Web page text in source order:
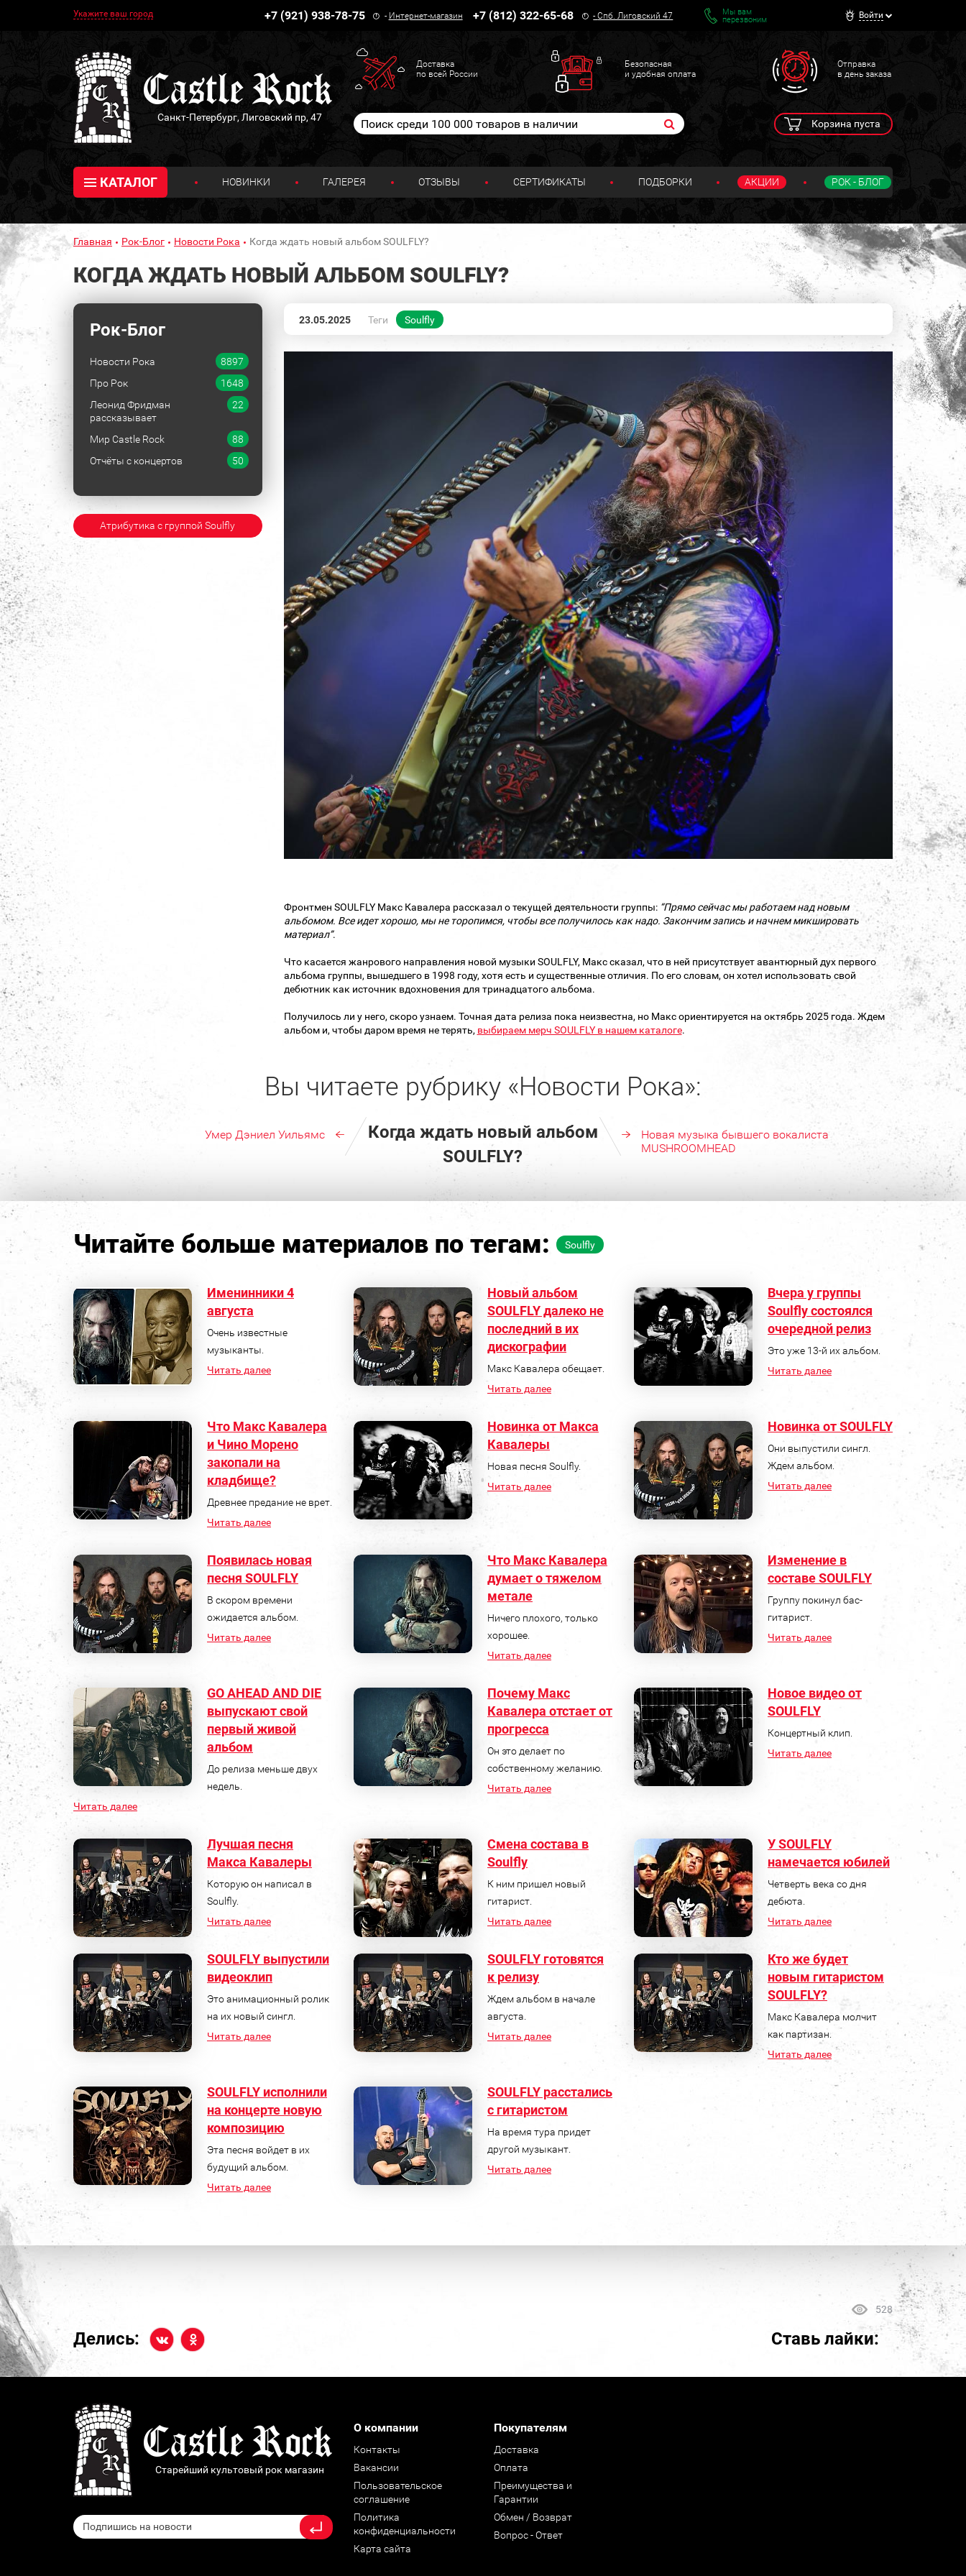
Укажите ваш город +7 (921) 938-78-75 - Интернет-магазин +7 (812) 322-65-68 -Спб. Лиговский 47
Мы вам
перезвоним
Войти
Санкт-Петербург, Лиговский пр, 47
Доставка
по всей России
Безопасная
и удобная оплата
Отправка
в день заказа
Корзина пуста
КАТАЛОГ НОВИНКИ ГАЛЕРЕЯ ОТЗЫВЫ СЕРТИФИКАТЫ ПОДБОРКИ АКЦИИ РОК - БЛОГ
Главная Рок-Блог Новости Рока Когда ждать новый альбом SOULFLY?
КОГДА ЖДАТЬ НОВЫЙ АЛЬБОМ SOULFLY?
Рок-Блог
Новости Рока
8897
Про Рок
1648
Леонид Фридман
рассказывает
22
Мир Castle Rock
88
Отчёты с концертов
50
Атрибутика с группой Soulfly
23.05.2025 Теги Soulfly
Фронтмен SOULFLY Макс Кавалера рассказал о текущей деятельности группы: “Прямо сейчас мы работаем над новым
альбомом. Все идет хорошо, мы не торопимся, чтобы все получилось как надо. Закончим запись и начнем микшировать
материал”.
Что касается жанрового направления новой музыки SOULFLY, Макс сказал, что в ней присутствует авантюрный дух первого
альбома группы, вышедшего в 1998 году, хотя есть и существенные отличия. По его словам, он хотел использовать свой
дебютник как источник вдохновения для тринадцатого альбома.
Получилось ли у него, скоро узнаем. Точная дата релиза пока неизвестна, но Макс ориентируется на октябрь 2025 года. Ждем
альбом и, чтобы даром время не терять, выбираем мерч SOULFLY в нашем каталоге.
Вы читаете рубрику «Новости Рока»:
Умер Дэниел Уильямс
Когда ждать новый альбом
SOULFLY?
Новая музыка бывшего вокалиста
MUSHROOMHEAD
Читайте больше материалов по тегам: Soulfly
Именинники 4
августа
Очень известные
музыканты.
Читать далее
Новый альбом
SOULFLY далеко не
последний в их
дискографии
Макс Кавалера обещает.
Читать далее
Вчера у группы
Soulfly состоялся
очередной релиз
Это уже 13-й их альбом.
Читать далее
Что Макс Кавалера
и Чино Морено
закопали на
кладбище?
Древнее предание не врет.
Читать далее
Новинка от Макса
Кавалеры
Новая песня Soulfly.
Читать далее
Новинка от SOULFLY
Они выпустили сингл.
Ждем альбом.
Читать далее
Появилась новая
песня SOULFLY
В скором времени
ожидается альбом.
Читать далее
Что Макс Кавалера
думает о тяжелом
метале
Ничего плохого, только
хорошее.
Читать далее
Изменение в
составе SOULFLY
Группу покинул бас-
гитарист.
Читать далее
GO AHEAD AND DIE
выпускают свой
первый живой
альбом
До релиза меньше двух
недель.
Читать далее
Почему Макс
Кавалера отстает от
прогресса
Он это делает по
собственному желанию.
Читать далее
Новое видео от
SOULFLY
Концертный клип.
Читать далее
Лучшая песня
Макса Кавалеры
Которую он написал в
Soulfly.
Читать далее
Смена состава в
Soulfly
К ним пришел новый
гитарист.
Читать далее
У SOULFLY
намечается юбилей
Четверть века со дня
дебюта.
Читать далее
SOULFLY выпустили
видеоклип
Это анимационный ролик
на их новый сингл.
Читать далее
SOULFLY готовятся
к релизу
Ждем альбом в начале
августа.
Читать далее
Кто же будет
новым гитаристом
SOULFLY?
Макс Кавалера молчит
как партизан.
Читать далее
SOULFLY исполнили
на концерте новую
композицию
Эта песня войдет в их
будущий альбом.
Читать далее
SOULFLY расстались
с гитаристом
На время тура придет
другой музыкант.
Читать далее
528
Делись: Ставь лайки:
Старейший культовый рок магазин
О компании
Контакты
Вакансии
Пользовательское
соглашение
Политика
конфиденциальности
Карта сайта
Покупателям
Доставка
Оплата
Преимущества и
Гарантии
Обмен / Возврат
Вопрос - Ответ